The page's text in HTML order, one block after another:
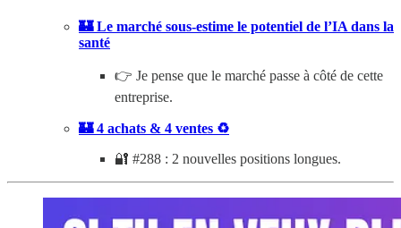
🏰 Le marché sous-estime le potentiel de l’IA dans la
santé
👉 Je pense que le marché passe à côté de cette
entreprise.
🏰 4 achats & 4 ventes ♻️
🔐 #288 : 2 nouvelles positions longues.